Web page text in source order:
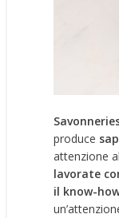
produce
attenzione
lavorate
il know-